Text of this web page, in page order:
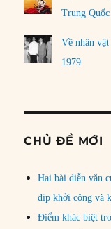
Trung Quốc
Về nhân
1979
CHỦ ĐỀ MỚI
Hai bài diễn văn
dịp khởi công và
Điểm khác biệt